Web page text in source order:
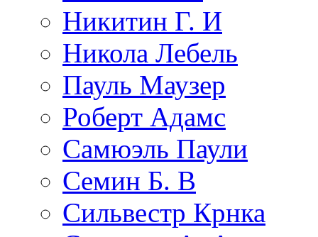
Никитин Г. И
Никола Лебель
Пауль Маузер
Роберт Адамс
Самюэль Паули
Семин Б. В
Сильвестр Крнка